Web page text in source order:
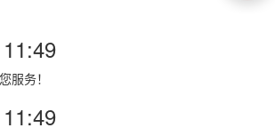
11:49
服务！
11:49